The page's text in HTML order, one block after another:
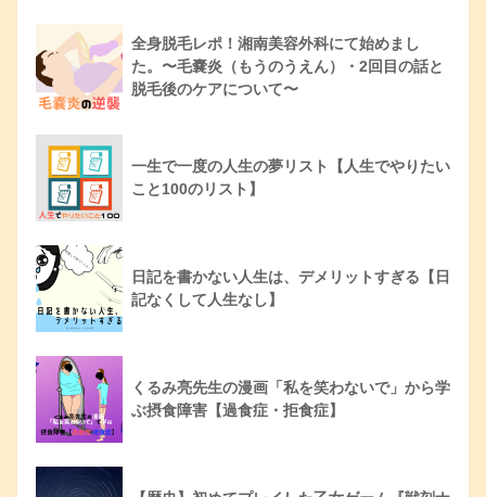
全身脱毛レポ！湘南美容外科にて始めまし
た。〜毛嚢炎（もうのうえん）・2回目の話と
脱毛後のケアについて〜
一生で一度の人生の夢リスト【人生でやりたい
こと100のリスト】
日記を書かない人生は、デメリットすぎる【日
記なくして人生なし】
くるみ亮先生の漫画「私を笑わないで」から学
ぶ摂食障害【過食症・拒食症】